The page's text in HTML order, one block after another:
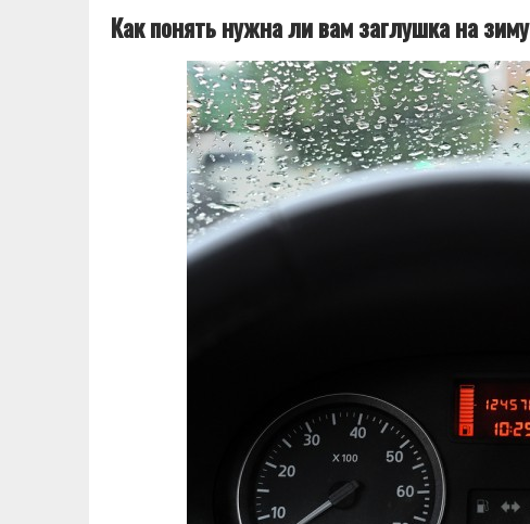
Как понять нужна ли вам заглушка на зиму